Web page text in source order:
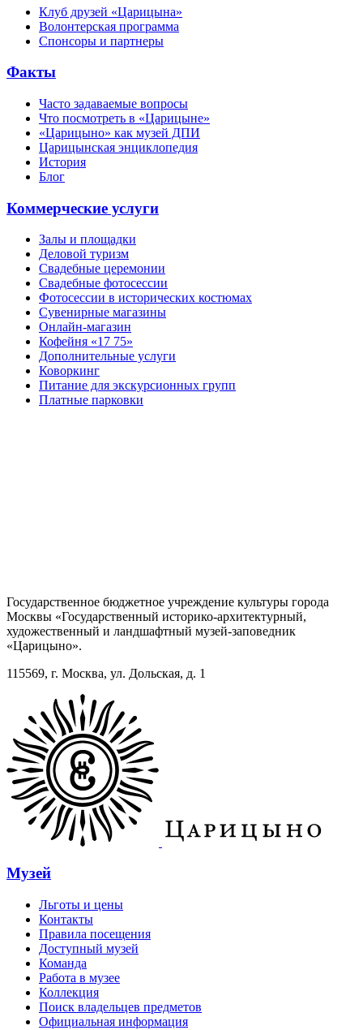
Клуб друзей «Царицына»
Волонтерская программа
Спонсоры и партнеры
Факты
Часто задаваемые вопросы
Что посмотреть в «Царицыне»
«Царицыно» как музей ДПИ
Царицынская энциклопедия
История
Блог
Коммерческие услуги
Залы и площадки
Деловой туризм
Свадебные церемонии
Свадебные фотосессии
Фотосессии в исторических костюмах
Сувенирные магазины
Онлайн-магазин
Кофейня «17 75»
Дополнительные услуги
Коворкинг
Питание для экскурсионных групп
Платные парковки
Государственное бюджетное учреждение культуры города
Москвы «Государственный историко-архитектурный,
художественный и ландшафтный музей-заповедник
«Царицыно».
115569, г. Москва, ул. Дольская, д. 1
Музей
Льготы и цены
Контакты
Правила посещения
Доступный музей
Команда
Работа в музее
Коллекция
Поиск владельцев предметов
Официальная информация